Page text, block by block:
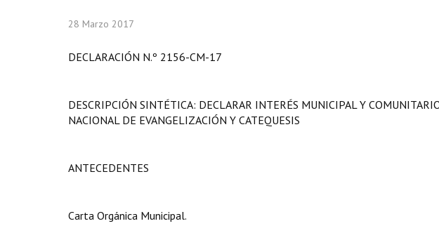
28 Marzo 2017
DECLARACIÓN N.º 2156-CM-17
DESCRIPCIÓN SINTÉTICA: DECLARAR INTERÉS MUNICIPAL Y
NACIONAL DE EVANGELIZACIÓN Y CATEQUESIS
ANTECEDENTES
Carta Orgánica Municipal.